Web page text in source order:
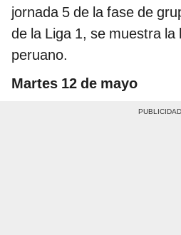
jornada 5 de la fase de
de la Liga 1, se muestra
peruano.
Martes 12 de mayo